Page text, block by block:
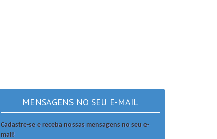
MENSAGENS NO SEU E-MAIL
Cadastre-se e receba nossas mensagens no seu e-
mail!